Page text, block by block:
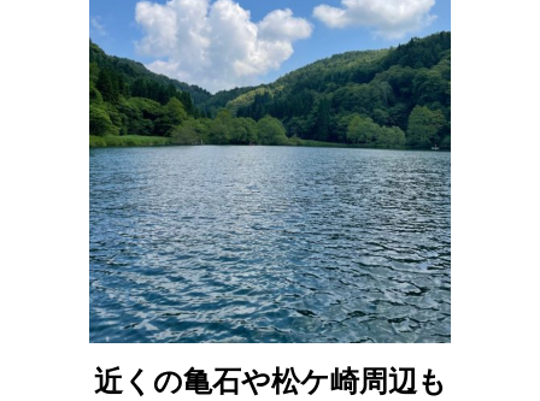
近くの亀石や松ケ崎周辺も